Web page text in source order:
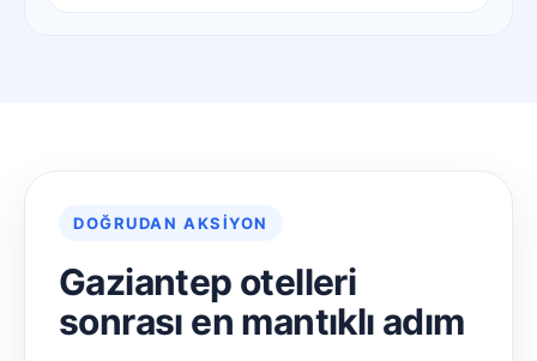
DOĞRUDAN AKSIYON
Gaziantep otelleri
sonrası en mantıklı adım